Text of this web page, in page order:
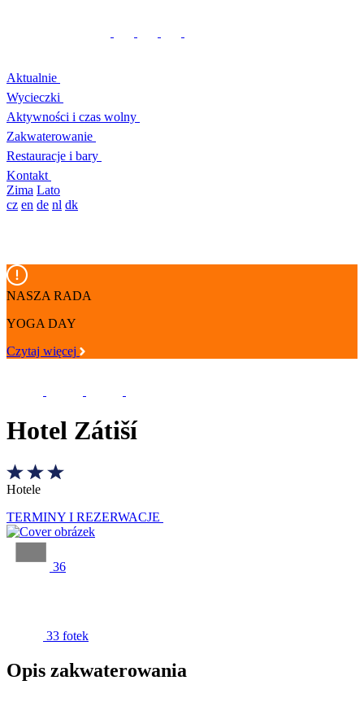
Aktualnie
Wycieczki
Aktywności i czas wolny
Zakwaterowanie
Restauracje i bary
Kontakt
Zima Lato
cz en de nl dk
NASZA RADA
YOGA DAY
Czytaj więcej
Hotel Zátiší
Hotele
TERMINY I REZERWACJE
36
33 fotek
Opis zakwaterowania